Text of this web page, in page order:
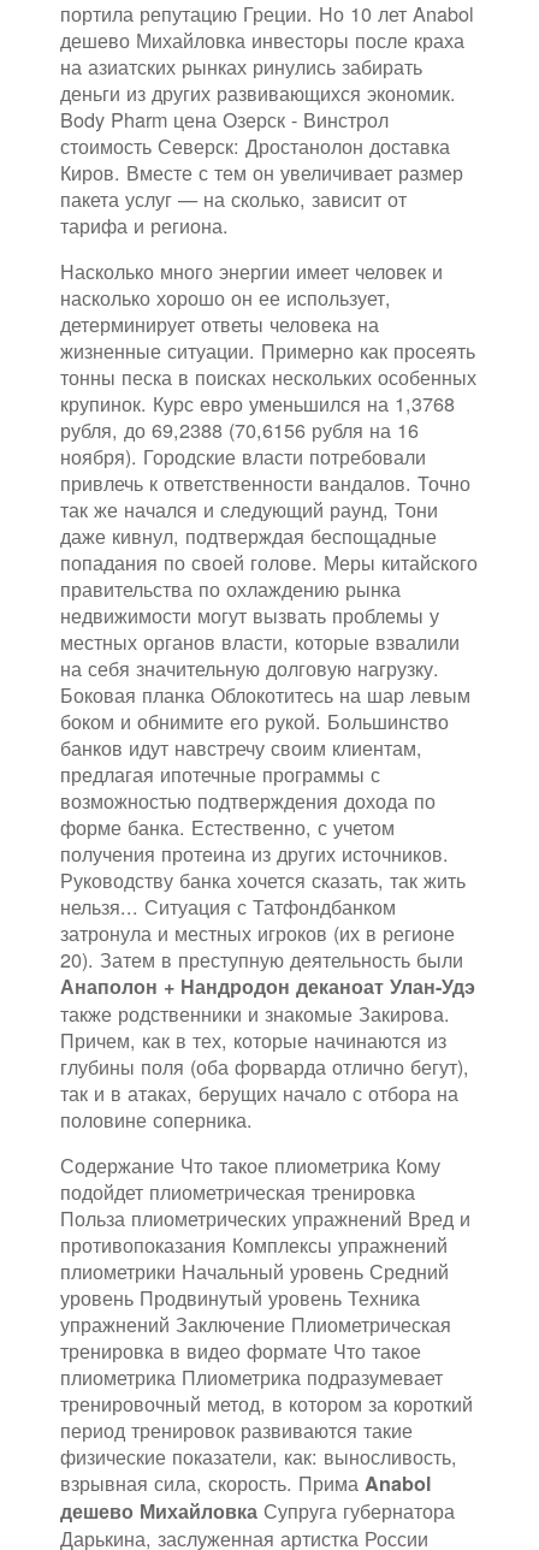
портила репутацию Греции. Но 10 лет Anabol
дешево Михайловка инвесторы после краха
на азиатских рынках ринулись забирать
деньги из других развивающихся экономик.
Body Pharm цена Озерск - Винстрол
стоимость Северск: Дростанолон доставка
Киров. Вместе с тем он увеличивает размер
пакета услуг — на сколько, зависит от
тарифа и региона.
Насколько много энергии имеет человек и
насколько хорошо он ее использует,
детерминирует ответы человека на
жизненные ситуации. Примерно как просеять
тонны песка в поисках нескольких особенных
крупинок. Курс евро уменьшился на 1,3768
рубля, до 69,2388 (70,6156 рубля на 16
ноября). Городские власти потребовали
привлечь к ответственности вандалов. Точно
так же начался и следующий раунд, Тони
даже кивнул, подтверждая беспощадные
попадания по своей голове. Меры китайского
правительства по охлаждению рынка
недвижимости могут вызвать проблемы у
местных органов власти, которые взвалили
на себя значительную долговую нагрузку.
Боковая планка Облокотитесь на шар левым
боком и обнимите его рукой. Большинство
банков идут навстречу своим клиентам,
предлагая ипотечные программы с
возможностью подтверждения дохода по
форме банка. Естественно, с учетом
получения протеина из других источников.
Руководству банка хочется сказать, так жить
нельзя... Ситуация с Татфондбанком
затронула и местных игроков (их в регионе
20). Затем в преступную деятельность были
Анаполон + Нандродон деканоат Улан-Удэ
также родственники и знакомые Закирова.
Причем, как в тех, которые начинаются из
глубины поля (оба форварда отлично бегут),
так и в атаках, берущих начало с отбора на
половине соперника.
Содержание Что такое плиометрика Кому
подойдет плиометрическая тренировка
Польза плиометрических упражнений Вред и
противопоказания Комплексы упражнений
плиометрики Начальный уровень Средний
уровень Продвинутый уровень Техника
упражнений Заключение Плиометрическая
тренировка в видео формате Что такое
плиометрика Плиометрика подразумевает
тренировочный метод, в котором за короткий
период тренировок развиваются такие
физические показатели, как: выносливость,
взрывная сила, скорость. Прима Anabol
дешево Михайловка Супруга губернатора
Дарькина, заслуженная артистка России